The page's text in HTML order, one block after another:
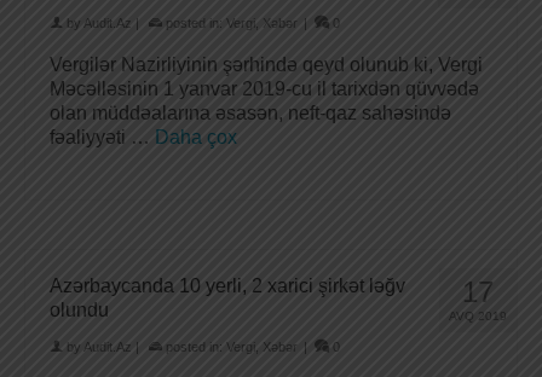
by Audit.Az | posted in: Vergi Xəbər | 0
Vergilər Nazirliyinin şərhində qeyd olunub ki, Vergi
Məcəlləsinin 1 yanvar 2019-cu il tarixdən qüvvədə
olan müddəalarına əsasən, neft-qaz sahəsində
fəaliyyəti … Daha çox
17
AVQ 2019
Azərbaycanda 10 yerli, 2 xarici şirkət ləğv
olundu
by Audit.Az | posted in: Vergi Xəbər | 0